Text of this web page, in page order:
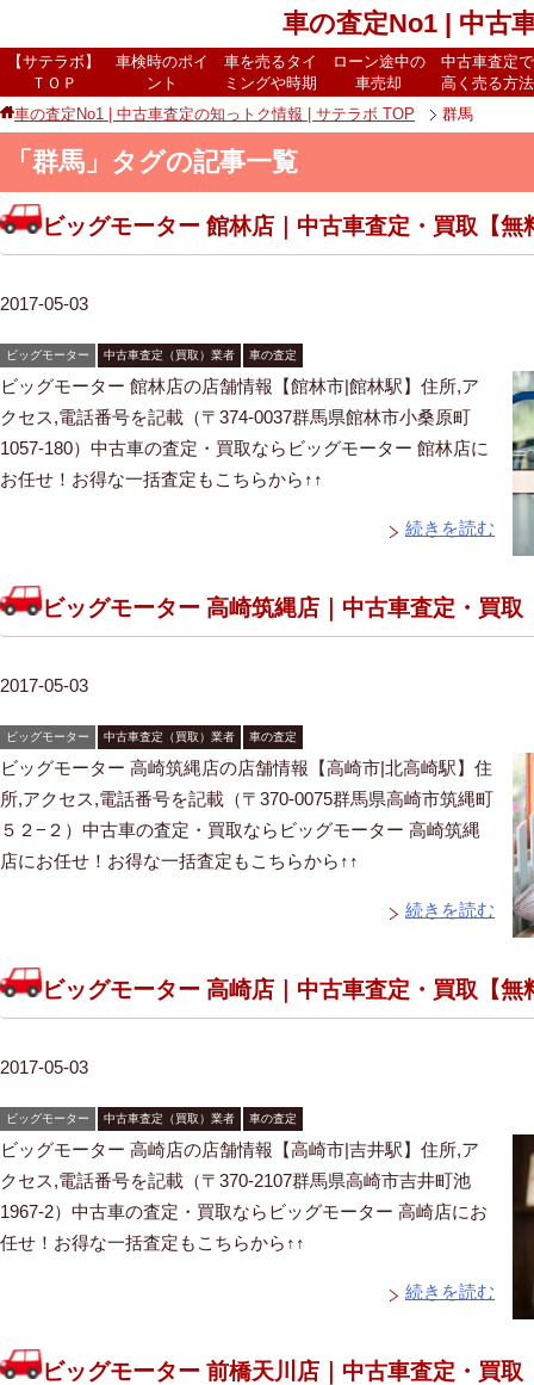
車の査定No1 | 中古
【サテラボ】
ＴＯＰ
車検時のポイ
ント
車を売るタイ
ミングや時期
ローン途中の
車売却
中古車査定で
高く売る方法
車の査定No1 | 中古車査定の知っトク情報 | サテラボ TOP 群馬
「群馬」タグの記事一覧
ビッグモーター 館林店｜中古車査定・買取【無
2017-05-03
ビッグモーター 中古車査定（買取）業者 車の査定
ビッグモーター 館林店の店舗情報【館林市|館林駅】住所,ア
クセス,電話番号を記載（〒374-0037群馬県館林市小桑原町
1057-180）中古車の査定・買取ならビッグモーター 館林店に
お任せ！お得な一括査定もこちらから↑↑
続きを読む
ビッグモーター 高崎筑縄店｜中古車査定・買取
2017-05-03
ビッグモーター 中古車査定（買取）業者 車の査定
ビッグモーター 高崎筑縄店の店舗情報【高崎市|北高崎駅】住
所,アクセス,電話番号を記載（〒370-0075群馬県高崎市筑縄町
５２−２）中古車の査定・買取ならビッグモーター 高崎筑縄
店にお任せ！お得な一括査定もこちらから↑↑
続きを読む
ビッグモーター 高崎店｜中古車査定・買取【無
2017-05-03
ビッグモーター 中古車査定（買取）業者 車の査定
ビッグモーター 高崎店の店舗情報【高崎市|吉井駅】住所,ア
クセス,電話番号を記載（〒370-2107群馬県高崎市吉井町池
1967-2）中古車の査定・買取ならビッグモーター 高崎店にお
任せ！お得な一括査定もこちらから↑↑
続きを読む
ビッグモーター 前橋天川店｜中古車査定・買取